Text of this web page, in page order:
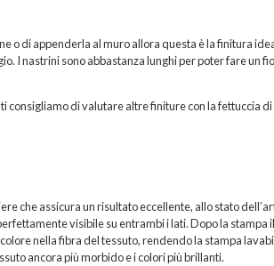
o di appenderla al muro allora questa è la finitura
I nastrini sono abbastanza lunghi per poter fare un
consigliamo di valutare altre finiture con la fettuccia
che assicura un risultato eccellente, allo stato
visibile su entrambi i lati. Dopo la stampa
nella fibra del tessuto, rendendo la stampa
ancora più morbido e i colori più brillanti.